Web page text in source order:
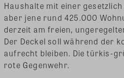
Haushalte mit einer
aber jene rund 425.000
derzeit am freien,
Der Deckel soll während der
aufrecht bleiben. Die türkis-
rote Gegenwehr.